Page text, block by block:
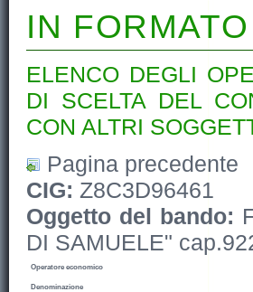
IN
ELENCO DEGLI
DI SCELTA DEL
CON ALTRI
Pagina precedente
CIG: Z8C3D96461
Oggetto del bando:
DI SAMUELE"
Operatore economico
Denominazione